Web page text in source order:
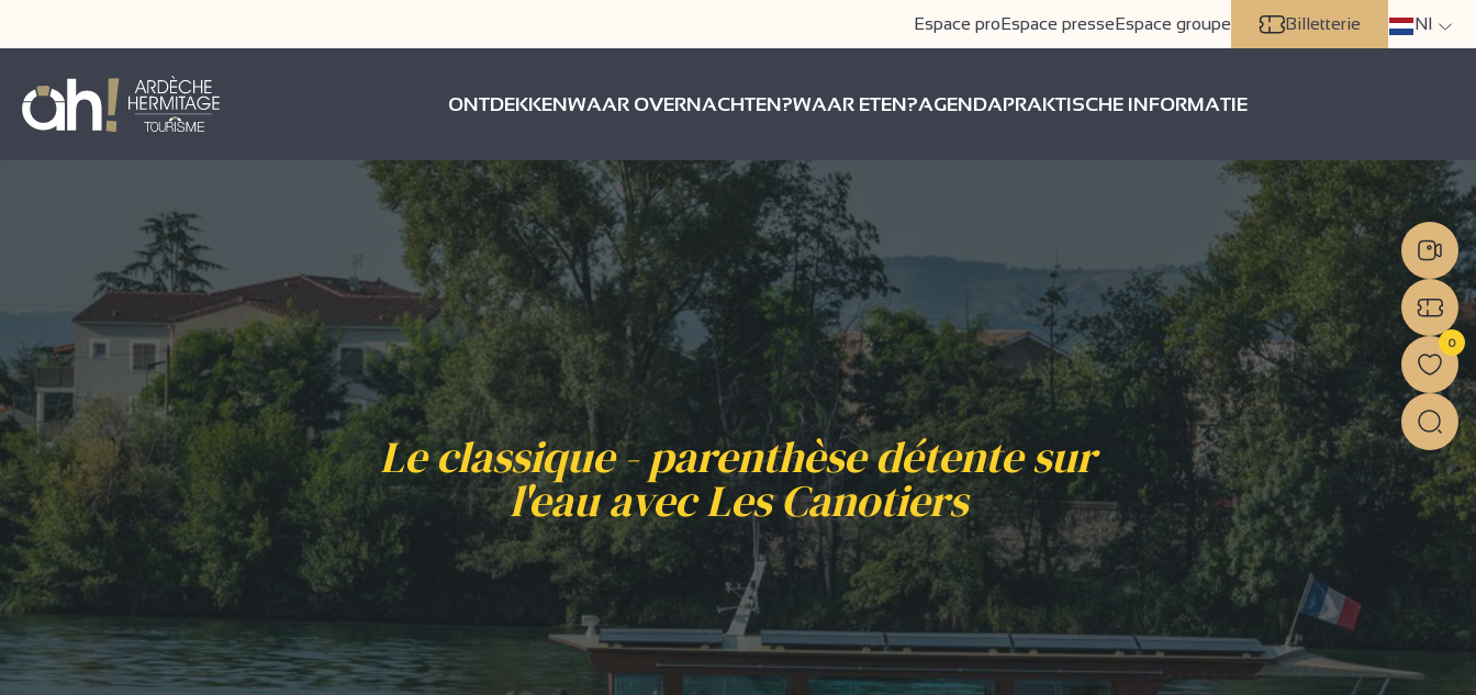
Espace proEspace presseEspace groupe Billetterie Nl
ONTDEKKENWAAR OVERNACHTEN?WAAR ETEN?AGENDAPRAKTISCHE INFORMATIE
Le classique - parenthèse détente sur
l'eau avec Les Canotiers
0